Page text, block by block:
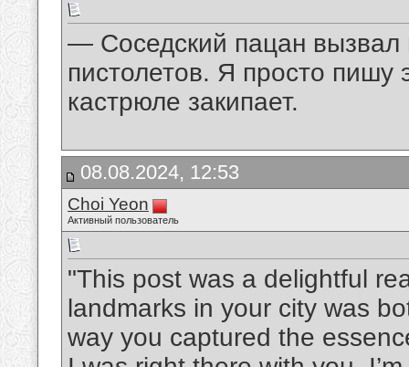
— Соседский пацан вызвал
пистолетов. Я просто пишу
кастрюле закипает.
08.08.2024, 12:53
Choi Yeon
Активный пользователь
"This post was a delightful
landmarks in your city was
way you captured the